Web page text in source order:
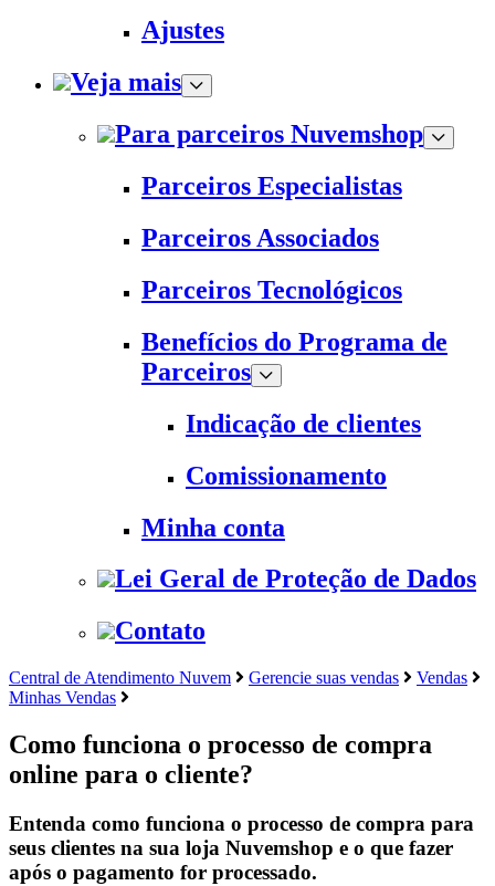
Ajustes
Veja mais
Para parceiros Nuvemshop
Parceiros Especialistas
Parceiros Associados
Parceiros Tecnológicos
Benefícios do Programa de
Parceiros
Indicação de clientes
Comissionamento
Minha conta
Lei Geral de Proteção de Dados
Contato
Central de Atendimento Nuvem Gerencie suas vendas
Vendas
Minhas Vendas
Como funciona o processo de compra
online para o cliente?
Entenda como funciona o processo de compra para
seus clientes na sua loja Nuvemshop e o que fazer
após o pagamento for processado.